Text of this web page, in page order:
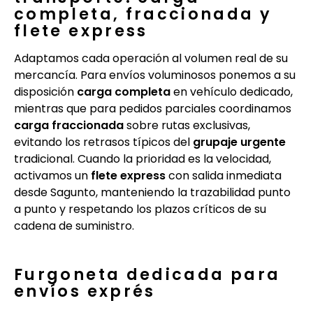
completa, fraccionada y
flete express
Adaptamos cada operación al volumen real de su
mercancía. Para envíos voluminosos ponemos a su
disposición carga completaen vehículo dedicado,
mientras que para pedidos parciales coordinamos
carga fraccionadasobre rutas exclusivas,
evitando los retrasos típicos del grupaje urgente
tradicional. Cuando la prioridad es la velocidad,
activamos un flete expresscon salida inmediata
desde Sagunto, manteniendo la trazabilidad punto
a punto y respetando los plazos críticos de su
cadena de suministro.
Furgoneta dedicada para
envíos exprés